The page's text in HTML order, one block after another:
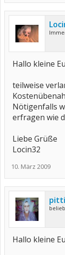
Hallo kleine
teilweise
Nötigenfalls
erfragen wie
Liebe Grüße
Locin32
10. März 2009
Hallo kleine